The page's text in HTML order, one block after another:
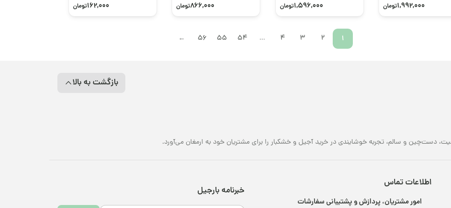
1,992,000تومان 1,596,000تومان 866,000تومان 162,000تومان
1
2
3
4
…
54
55
56
→
بازگشت به بالا
دست‌چین و سالم، تجربه خوشایندی در خرید آجیل و خشکبار را برای مشتریان خود به ارمغان می‌آورد.
اطلاعات تماس
امور مشتریان، پردازش و پشتیبانی سفارشات
خبرنامه بارجیل